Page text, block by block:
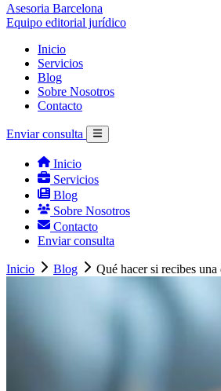
Asesoria Barcelona
Equipo editorial jurídico
Inicio
Servicios
Blog
Sobre Nosotros
Contacto
Enviar consulta
Inicio
Servicios
Blog
Sobre Nosotros
Contacto
Enviar consulta
Inicio Blog Qué hacer si recibes